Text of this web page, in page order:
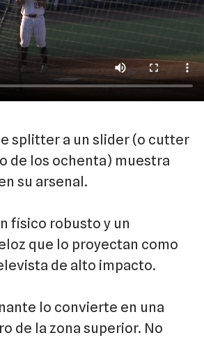
splitter a un slider (o cutter
de los ochenta) muestra
su arsenal.
físico robusto y un
que lo proyectan como
de alto impacto.
lo convierte en una
de la zona superior. No